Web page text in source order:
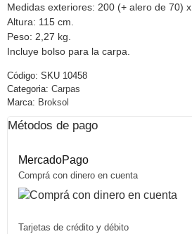
Medidas exteriores: 200 (+ alero de 70) x
Altura: 115 cm.
Peso: 2,27 kg.
Incluye bolso para la carpa.
Código: SKU 10458
Categoria: Carpas
Marca: Broksol
Métodos de pago
MercadoPago
Comprá con dinero en cuenta
Tarjetas de crédito y débito